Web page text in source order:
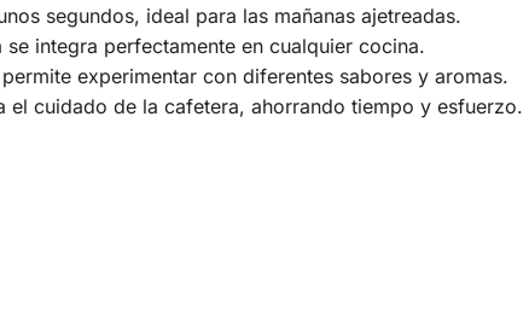
segundos, ideal para las mañanas ajetreadas.
integra perfectamente en cualquier cocina.
experimentar con diferentes sabores y aromas.
el cuidado de la cafetera, ahorrando tiempo y esfuerzo.